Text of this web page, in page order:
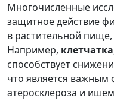
Многочисленные
защитное действие
в растительной
Например, клетчатка
способствует
что является важным
атеросклероза и